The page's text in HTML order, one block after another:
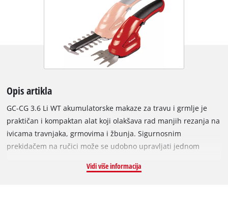
Opis artikla
GC-CG 3.6 Li WT akumulatorske makaze za travu i grmlje je
praktičan i kompaktan alat koji olakšava rad manjih rezanja na
ivicama travnjaka, grmovima i žbunja. Sigurnosnim
prekidačem na ručici može se udobno upravljati jednom
Vrhunski, dugotrajni noževi GC-CG 3.6 Li WT postižu dobre
Vidi više informacija